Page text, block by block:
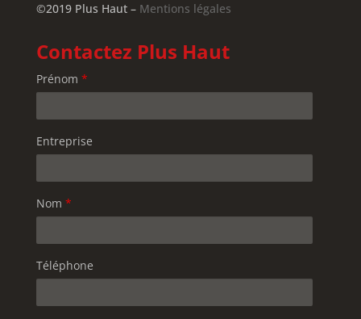
©2019 Plus Haut – Mentions légales
Contactez Plus Haut
Prénom *
Entreprise
Nom *
Téléphone